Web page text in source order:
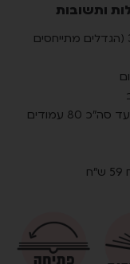
ותשובות
אלבום חינה מהודר 30X60 / 25X50 (הגדלים מתייחסים